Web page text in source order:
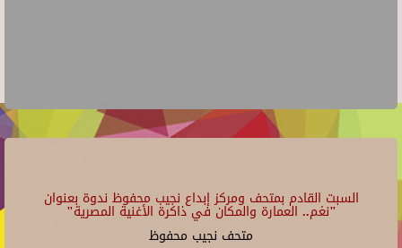
السبت القادم بمتحف ومركز إبداع نجيب محفوظ ندوة بعنوان
"نغم.. العمارة والمكان في ذاكرة الأغنية المصرية"
متحف نجيب محفوظ